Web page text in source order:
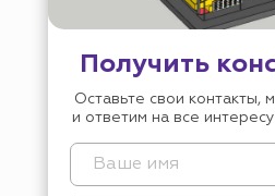
Получить
Оставьте свои контакты,
и ответим на все